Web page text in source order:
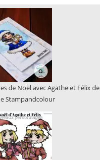
de Noël avec Agathe et Félix de
Stampandcolour